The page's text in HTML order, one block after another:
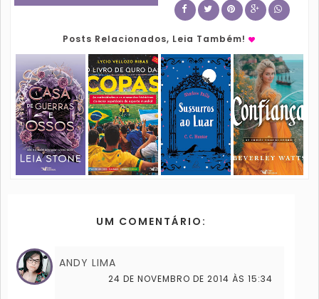
Posts Relacionados, Leia Também!
UM COMENTÁRIO:
ANDY LIMA
24 DE NOVEMBRO DE 2014 ÀS 15:34